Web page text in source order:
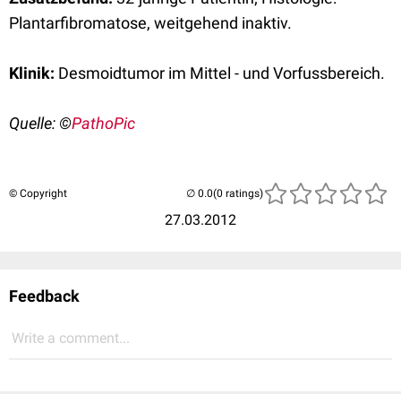
Plantarfibromatose, weitgehend inaktiv.
Klinik: Desmoidtumor im Mittel - und Vorfussbereich.
Quelle: ©PathoPic
© Copyright
27.03.2012
(0 ratings)
Feedback
Write a comment...